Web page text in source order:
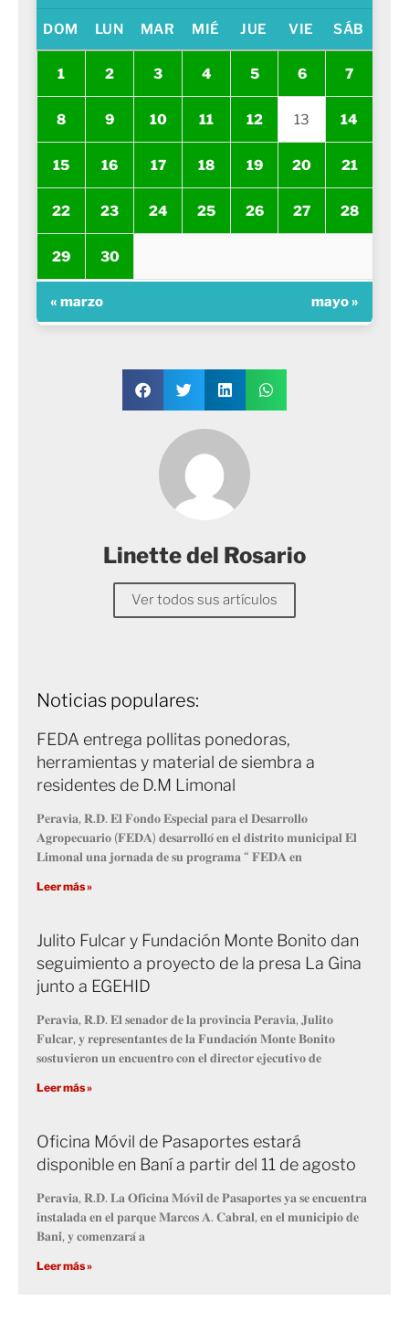
DOM LUN MAR MIÉ JUE VIE SÁB
1 2 3 4 5 6 7
8 9 10 11 12 13 14
15 16 17 18 19 20 21
22 23 24 25 26 27 28
29 30
« marzo mayo »
Linette del Rosario
Ver todos sus artículos
Noticias populares:
FEDA entrega pollitas ponedoras,
herramientas y material de siembra a
residentes de D.M Limonal
𝐏𝐞𝐫𝐚𝐯𝐢𝐚, 𝐑.𝐃. 𝐄𝐥 𝐅𝐨𝐧𝐝𝐨 𝐄𝐬𝐩𝐞𝐜𝐢𝐚𝐥 𝐩𝐚𝐫𝐚 𝐞𝐥 𝐃𝐞𝐬𝐚𝐫𝐫𝐨𝐥𝐥𝐨
𝐀𝐠𝐫𝐨𝐩𝐞𝐜𝐮𝐚𝐫𝐢𝐨 (𝐅𝐄𝐃𝐀) 𝐝𝐞𝐬𝐚𝐫𝐫𝐨𝐥𝐥𝐨́ 𝐞𝐧 𝐞𝐥 𝐝𝐢𝐬𝐭𝐫𝐢𝐭𝐨 𝐦𝐮𝐧𝐢𝐜𝐢𝐩𝐚𝐥 𝐄𝐥
𝐋𝐢𝐦𝐨𝐧𝐚𝐥 𝐮𝐧𝐚 𝐣𝐨𝐫𝐧𝐚𝐝𝐚 𝐝𝐞 𝐬𝐮 𝐩𝐫𝐨𝐠𝐫𝐚𝐦𝐚 “ 𝐅𝐄𝐃𝐀 𝐞𝐧
Leer más »
Julito Fulcar y Fundación Monte Bonito dan
seguimiento a proyecto de la presa La Gina
junto a EGEHID
𝐏𝐞𝐫𝐚𝐯𝐢𝐚, 𝐑.𝐃. 𝐄𝐥 𝐬𝐞𝐧𝐚𝐝𝐨𝐫 𝐝𝐞 𝐥𝐚 𝐩𝐫𝐨𝐯𝐢𝐧𝐜𝐢𝐚 𝐏𝐞𝐫𝐚𝐯𝐢𝐚, 𝐉𝐮𝐥𝐢𝐭𝐨
𝐅𝐮𝐥𝐜𝐚𝐫, 𝐲 𝐫𝐞𝐩𝐫𝐞𝐬𝐞𝐧𝐭𝐚𝐧𝐭𝐞𝐬 𝐝𝐞 𝐥𝐚 𝐅𝐮𝐧𝐝𝐚𝐜𝐢𝐨́𝐧 𝐌𝐨𝐧𝐭𝐞 𝐁𝐨𝐧𝐢𝐭𝐨
𝐬𝐨𝐬𝐭𝐮𝐯𝐢𝐞𝐫𝐨𝐧 𝐮𝐧 𝐞𝐧𝐜𝐮𝐞𝐧𝐭𝐫𝐨 𝐜𝐨𝐧 𝐞𝐥 𝐝𝐢𝐫𝐞𝐜𝐭𝐨𝐫 𝐞𝐣𝐞𝐜𝐮𝐭𝐢𝐯𝐨 𝐝𝐞
Leer más »
Oficina Móvil de Pasaportes estará
disponible en Baní a partir del 11 de agosto
𝐏𝐞𝐫𝐚𝐯𝐢𝐚, 𝐑.𝐃. 𝐋𝐚 𝐎𝐟𝐢𝐜𝐢𝐧𝐚 𝐌𝐨́𝐯𝐢𝐥 𝐝𝐞 𝐏𝐚𝐬𝐚𝐩𝐨𝐫𝐭𝐞𝐬 𝐲𝐚 𝐬𝐞 𝐞𝐧𝐜𝐮𝐞𝐧𝐭𝐫𝐚
𝐢𝐧𝐬𝐭𝐚𝐥𝐚𝐝𝐚 𝐞𝐧 𝐞𝐥 𝐩𝐚𝐫𝐪𝐮𝐞 𝐌𝐚𝐫𝐜𝐨𝐬 𝐀. 𝐂𝐚𝐛𝐫𝐚𝐥, 𝐞𝐧 𝐞𝐥 𝐦𝐮𝐧𝐢𝐜𝐢𝐩𝐢𝐨 𝐝𝐞
𝐁𝐚𝐧𝐢́, 𝐲 𝐜𝐨𝐦𝐞𝐧𝐳𝐚𝐫𝐚́ 𝐚
Leer más »